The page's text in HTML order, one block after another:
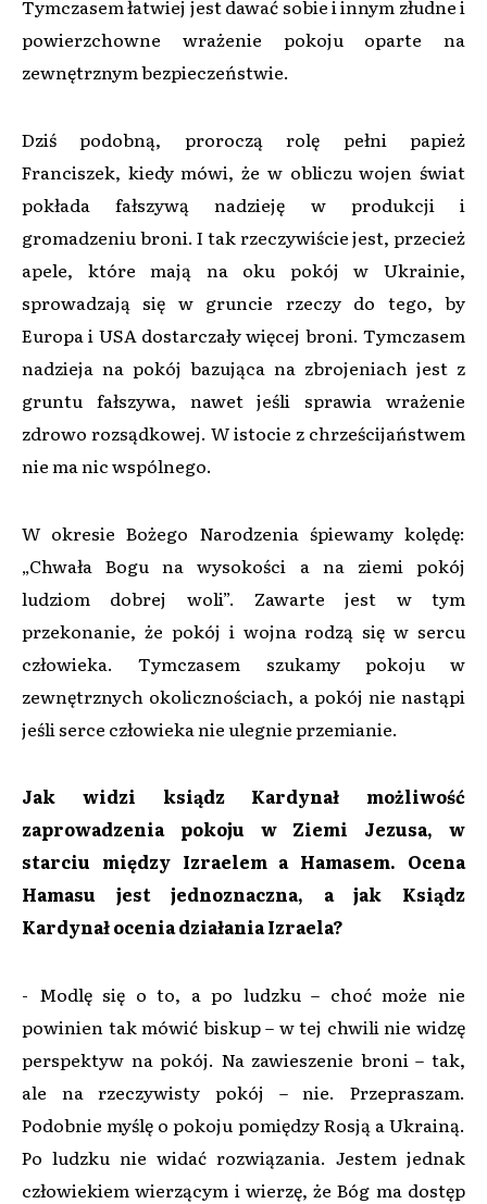
Tymczasem łatwiej jest dawać sobie i innym złudne i
powierzchowne wrażenie pokoju oparte na
zewnętrznym bezpieczeństwie.
Dziś podobną, proroczą rolę pełni papież
Franciszek, kiedy mówi, że w obliczu wojen świat
pokłada fałszywą nadzieję w produkcji i
gromadzeniu broni. I tak rzeczywiście jest, przecież
apele, które mają na oku pokój w Ukrainie,
sprowadzają się w gruncie rzeczy do tego, by
Europa i USA dostarczały więcej broni. Tymczasem
nadzieja na pokój bazująca na zbrojeniach jest z
gruntu fałszywa, nawet jeśli sprawia wrażenie
zdrowo rozsądkowej. W istocie z chrześcijaństwem
nie ma nic wspólnego.
W okresie Bożego Narodzenia śpiewamy kolędę:
„Chwała Bogu na wysokości a na ziemi pokój
ludziom dobrej woli”. Zawarte jest w tym
przekonanie, że pokój i wojna rodzą się w sercu
człowieka. Tymczasem szukamy pokoju w
zewnętrznych okolicznościach, a pokój nie nastąpi
jeśli serce człowieka nie ulegnie przemianie.
Jak widzi ksiądz Kardynał możliwość
zaprowadzenia pokoju w Ziemi Jezusa, w
starciu między Izraelem a Hamasem. Ocena
Hamasu jest jednoznaczna, a jak Ksiądz
Kardynał ocenia działania Izraela?
- Modlę się o to, a po ludzku – choć może nie
powinien tak mówić biskup – w tej chwili nie widzę
perspektyw na pokój. Na zawieszenie broni – tak,
ale na rzeczywisty pokój – nie. Przepraszam.
Podobnie myślę o pokoju pomiędzy Rosją a Ukrainą.
Po ludzku nie widać rozwiązania. Jestem jednak
człowiekiem wierzącym i wierzę, że Bóg ma dostęp